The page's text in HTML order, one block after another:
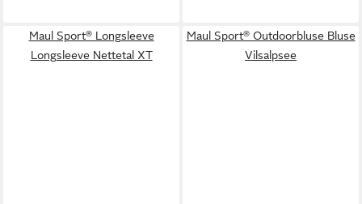
Maul Sport® Longsleeve
Longsleeve Nettetal XT
Maul Sport® Outdoorbluse Bluse
Vilsalpsee